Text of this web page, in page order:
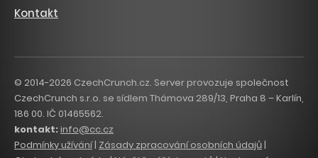
Kontakt
© 2014-2026 CzechCrunch.cz. Server provozuje společnost
CzechCrunch s.r.o. se sídlem Thámova 289/13, Praha 8 – Karlín,
186 00. IČ 01465562.
kontakt:info@cc.cz
Podmínky užívání| Zásady zpracování osobních údajů|